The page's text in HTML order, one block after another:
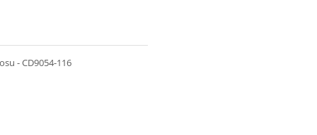
- CD9054-116